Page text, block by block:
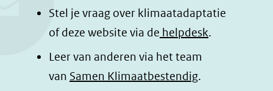
o
o
(opent
in
d
I
(opent
in
a
p
(opent
in
l
e
o
p
Stel je vraag over klimaatadaptatie
of deze website via de helpdesk.
Leer van anderen via het team
van Samen Klimaatbestendig.